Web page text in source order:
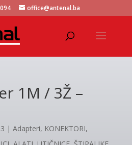
office@antenal.ba
1M / 3Ž –
| Adapteri, KONEKTORI,